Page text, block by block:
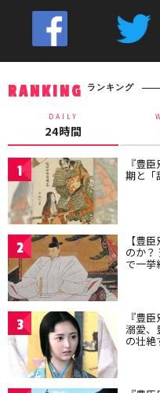
RANKING ランキング
DAILY
24時間
1 『豊
期と「
2 【豊
のか？
で一挙
3 『豊
溺愛、
の壮絶